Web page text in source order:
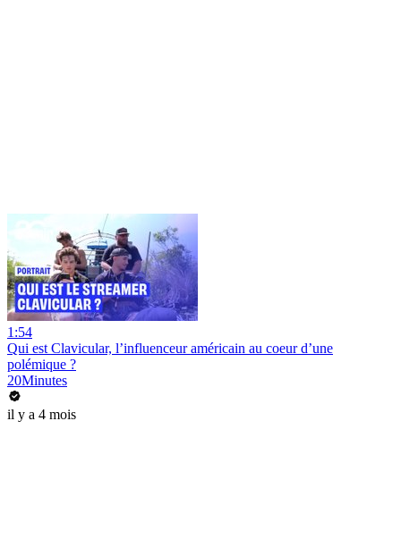
1:54
Qui est Clavicular, l’influenceur américain au coeur d’une
polémique ?
20Minutes
il y a 4 mois